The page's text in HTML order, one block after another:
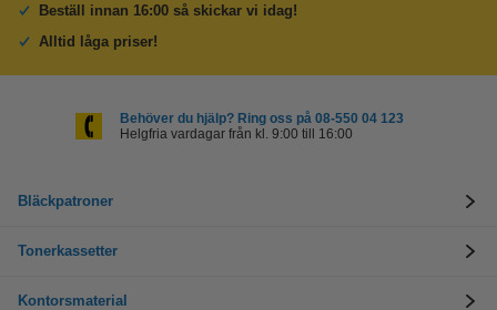
Beställ innan 16:00 så skickar vi idag!
Alltid låga priser!
Behöver du hjälp? Ring oss på 08-550 04 123
Helgfria vardagar från kl. 9:00 till 16:00
Bläckpatroner
Tonerkassetter
Kontorsmaterial